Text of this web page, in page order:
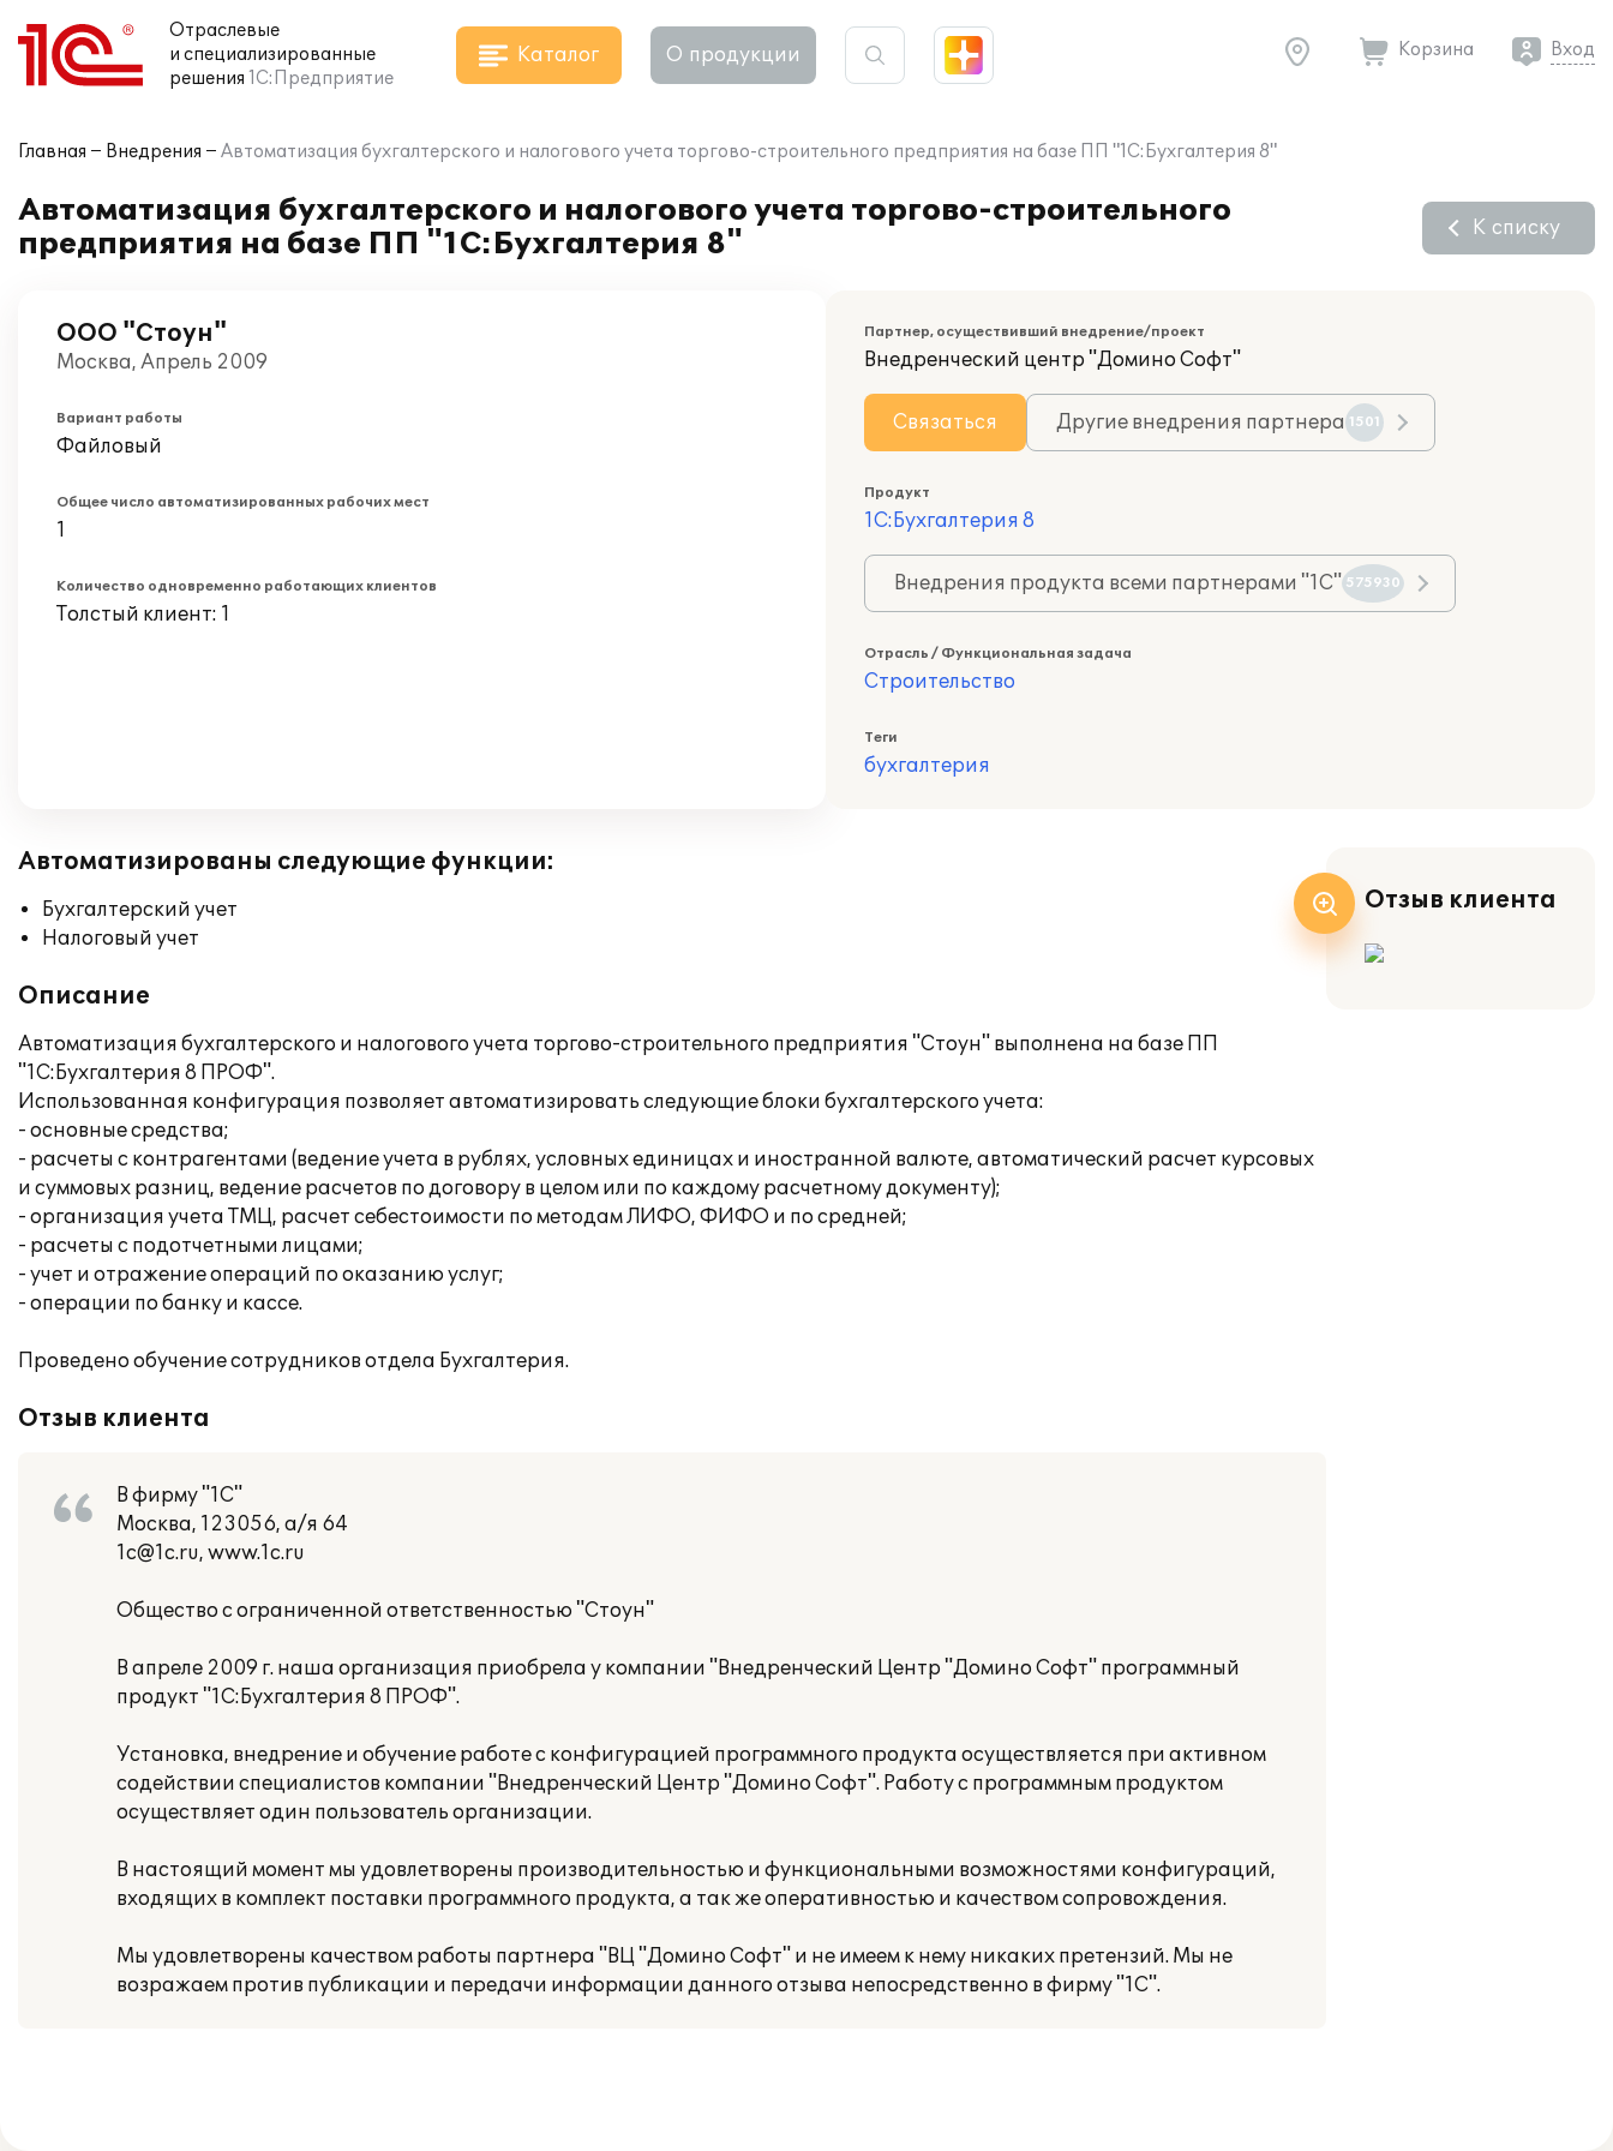
Отраслевые
и специализированные
решения 1С:Предприятие
Каталог О продукции Корзина Вход
Главная Внедрения Автоматизация бухгалтерского и налогового учета торгово-строительного предприятия на базе ПП "1С:Бухгалтерия 8"
Автоматизация бухгалтерского и налогового учета торгово-строительного
предприятия на базе ПП "1С:Бухгалтерия 8"
К списку
ООО "Стоун"
Москва, Апрель 2009
Вариант работы
Файловый
Общее число автоматизированных рабочих мест
1
Количество одновременно работающих клиентов
Толстый клиент: 1
Партнер, осуществивший внедрение/проект
Внедренческий центр "Домино Софт"
Связаться Другие внедрения партнера 1501
Продукт
1С:Бухгалтерия 8
Внедрения продукта всеми партнерами "1С" 575930
Отрасль / Функциональная задача
Строительство
Теги
бухгалтерия
Автоматизированы следующие функции:
Бухгалтерский учет
Налоговый учет
Описание
Автоматизация бухгалтерского и налогового учета торгово-строительного предприятия "Стоун" выполнена на базе ПП
"1С:Бухгалтерия 8 ПРОФ".
Использованная конфигурация позволяет автоматизировать следующие блоки бухгалтерского учета:
- основные средства;
- расчеты с контрагентами (ведение учета в рублях, условных единицах и иностранной валюте, автоматический расчет курсовых
и суммовых разниц, ведение расчетов по договору в целом или по каждому расчетному документу);
- организация учета ТМЦ, расчет себестоимости по методам ЛИФО, ФИФО и по средней;
- расчеты с подотчетными лицами;
- учет и отражение операций по оказанию услуг;
- операции по банку и кассе.
Проведено обучение сотрудников отдела Бухгалтерия.
Отзыв клиента
В фирму "1С"
Москва, 123056, а/я 64
1c@1c.ru, www.1c.ru
Общество с ограниченной ответственностью "Стоун"
В апреле 2009 г. наша организация приобрела у компании "Внедренческий Центр "Домино Софт" программный
продукт "1С:Бухгалтерия 8 ПРОФ".
Установка, внедрение и обучение работе с конфигурацией программного продукта осуществляется при активном
содействии специалистов компании "Внедренческий Центр "Домино Софт". Работу с программным продуктом
осуществляет один пользователь организации.
В настоящий момент мы удовлетворены производительностью и функциональными возможностями конфигураций,
входящих в комплект поставки программного продукта, а так же оперативностью и качеством сопровождения.
Мы удовлетворены качеством работы партнера "ВЦ "Домино Софт" и не имеем к нему никаких претензий. Мы не
возражаем против публикации и передачи информации данного отзыва непосредственно в фирму "1С".
Отзыв клиента